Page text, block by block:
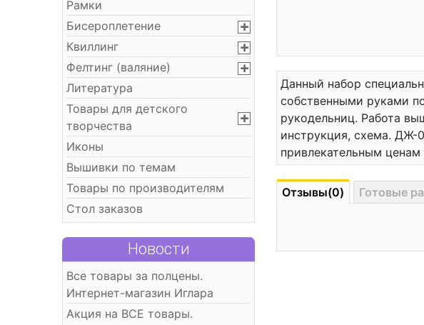
Рамки
Бисероплетение
Квиллинг
Фелтинг (валяние)
Литература
Товары для детского
творчества
Иконы
Вышивки по темам
Товары по производителям
Стол заказов
Новости
Все товары за полцены.
Интернет-магазин Иглара
Акция на ВСЕ товары.
Данный набор
собственными руками
рукодельниц. Работа
инструкция, схема. ДЖ-
привлекательным ценам
Отзывы(0) Готовые